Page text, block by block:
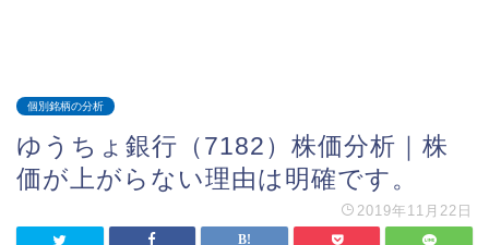
個別銘柄の分析
ゆうちょ銀行（7182）株価分析｜株
価が上がらない理由は明確です。
2019年11月22日